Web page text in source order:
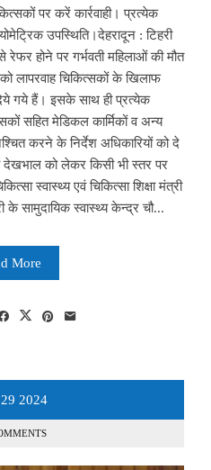
पर करें कार्रवाही। प्रत्येक
उपस्थिति।देहरादून : टिहरी
रेफर होने पर गर्भवती महिलाओं की मौत
लापरवाह चिकित्सकों के खिलाफ
गये हैं। इसके साथ ही प्रत्येक
सहित मेडिकल कार्मिकों व अन्य
करने के निर्देश अधिकारियों को दे
देखभाल को लेकर किसी भी स्तर पर
स्वास्थ्य एवं चिकित्सा शिक्षा मंत्री
के सामुदायिक स्वास्थ्य केन्द्र चौ...
More
29 2024